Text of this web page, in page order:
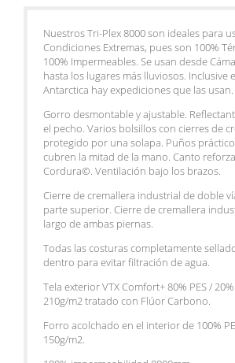
Nuestros Tri-Plex 8000 son ideales para
Condiciones Extremas, pues son 100%
100% Impermeables. Se usan desde
hasta los lugares más lluviosos. Inclusive
Antarctica hay expediciones que las usan.
Gorro desmontable y ajustable.
el pecho. Varios bolsillos con cierres de
protegido por una solapa. Puños
cubren la mitad de la mano. Canto
Cordura©. Ventilación bajo los brazos.
Cierre de cremallera industrial de doble
parte superior. Cierre de cremallera
largo de ambas piernas.
Todas las costuras completamente
dentro para evitar filtración de agua.
Tela exterior VTX Comfort+ 80% PES /
210g/m2 tratado con Flúor Carbono.
Forro acolchado en el interior de 100%
150g/m2.